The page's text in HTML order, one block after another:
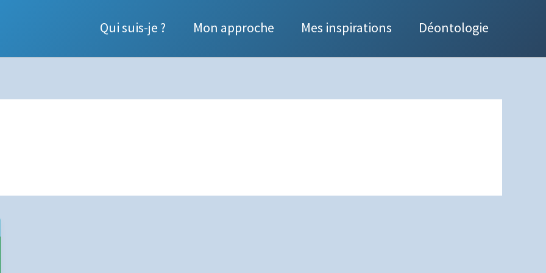
Qui suis-je ? Mon approche Mes inspirations Déontologie